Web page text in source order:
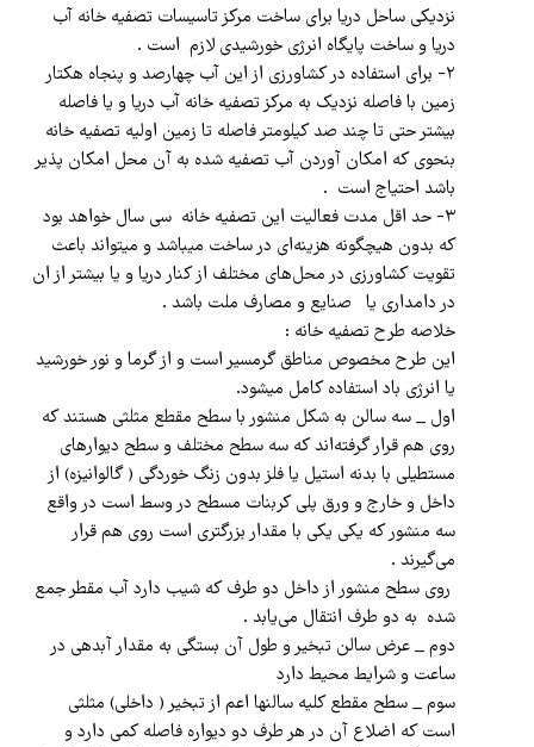
نزدیکی ساحل دریا برای ساخت مرکز تاسیسات تصفیه خانه آب
دریا و ساخت پایگاه انرژی خورشیدی لازم است .
۲- برای استفاده در کشاورزی از این آب چهارصد و پنجاه هکتار
زمین با فاصله نزدیک به مرکز تصفیه خانه آب دریا و یا فاصله
بیشتر حتی تا چند صد کیلومتر فاصله تا زمین اولیه تصفیه خانه
بنحوی که امکان آوردن آب تصفیه شده به آن محل امکان پذیر
باشد احتیاج است .
۳- حد اقل مدت فعالیت این تصفیه خانه سی سال خواهد بود
که بدون هیچگونه هزینه‌ای در ساخت میباشد و میتواند باعث
تقویت کشاورزی در محل‌های مختلف از کنار دریا و یا بیشتر از ان
در دامداری یا صنایع و مصارف ملت باشد .
خلاصه طرح تصفیه خانه :
این طرح مخصوص مناطق گرمسیر است و از گرما و نور خورشید
یا انرژی باد استفاده کامل میشود.
اول _ سه سالن به شکل منشور با سطح مقطع مثلثی هستند که
روی هم قرار گرفته‌اند که سه سطح مختلف و سطح دیوارهای
مستطیلی با بدنه استیل یا فلز بدون زنگ خوردگی ( گالوانیزه) از
داخل و خارج و ورق پلی کربنات مسطح در وسط است در واقع
سه منشور که یکی یکی با مقدار بزرگتری است روی هم قرار
می‌گیرند .
روی سطح منشور از داخل دو طرف که شیب دارد آب مقطر جمع
شده به دو طرف انتقال می‌یابد .
دوم _ عرض سالن تبخیر و طول آن بستگی به مقدار آبدهی در
ساعت و شرایط محیط دارد
سوم _ سطح مقطع کلیه سالنها اعم از تبخیر ( داخلی) مثلثی
است که اضلاع آن در هر طرف دو دیواره فاصله کمی دارد و